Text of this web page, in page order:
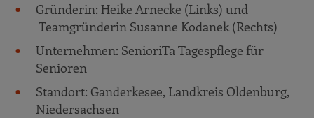
Gründerin: Heike Arnecke (Links) und
Teamgründerin Susanne Kodanek (Rechts)
Unternehmen: SenioriTa Tagespflege für
Senioren
Standort: Ganderkesee, Landkreis Oldenburg,
Niedersachsen